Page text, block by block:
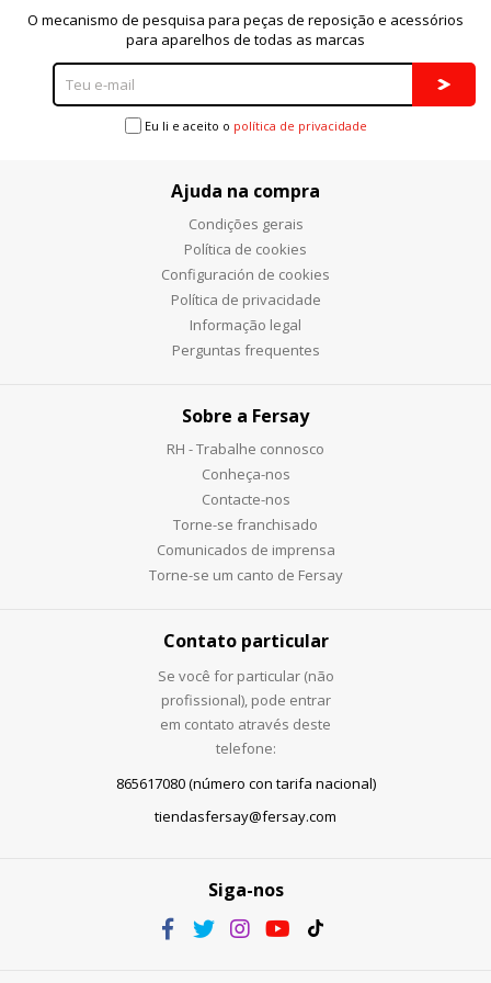
O mecanismo de pesquisa para peças de reposição e acessórios
para aparelhos de todas as marcas
Eu li e aceito o política de privacidade
Ajuda na compra
Condições gerais
Política de cookies
Configuración de cookies
Política de privacidade
Informação legal
Perguntas frequentes
Sobre a Fersay
RH - Trabalhe connosco
Conheça-nos
Contacte-nos
Torne-se franchisado
Comunicados de imprensa
Torne-se um canto de Fersay
Contato particular
Se você for particular (não
profissional), pode entrar
em contato através deste
telefone:
865617080 (número con tarifa nacional)
tiendasfersay@fersay.com
Siga-nos